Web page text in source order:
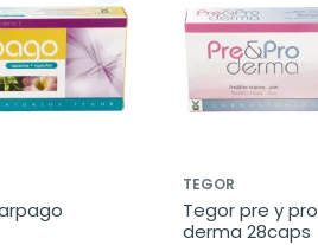
TEGOR
Tegor pre y pro
derma 28caps